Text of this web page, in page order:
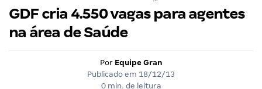
GDF cria 4.550 vagas para agentes
na área de Saúde
Por Equipe Gran
Publicado em 18/12/13
0 min. de leitura